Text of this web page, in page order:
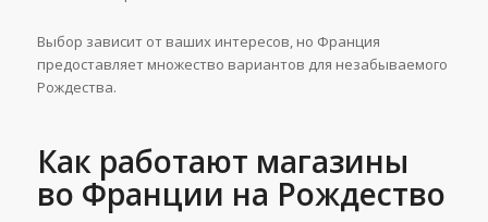
Выбор зависит от ваших интересов, но Франция
предоставляет множество вариантов для незабываемого
Рождества.
Как работают магазины
во Франции на Рождество